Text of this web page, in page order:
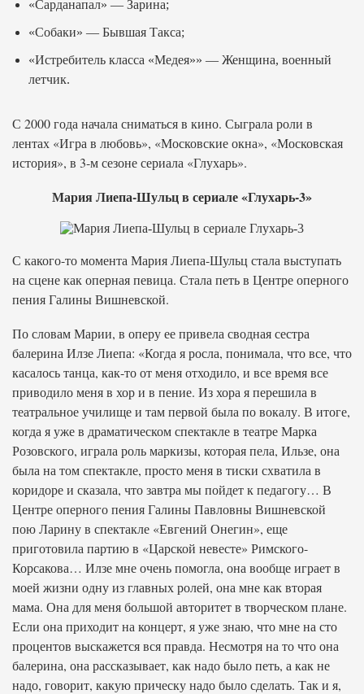
«Сарданапал» — Зарина;
«Собаки» — Бывшая Такса;
«Истребитель класса «Медея»» — Женщина, военный
летчик.
С 2000 года начала сниматься в кино. Сыграла роли в
лентах «Игра в любовь», «Московские окна», «Московская
история», в 3-м сезоне сериала «Глухарь».
Мария Лиепа-Шульц в сериале «Глухарь-3»
С какого-то момента Мария Лиепа-Шульц стала выступать
на сцене как оперная певица. Стала петь в Центре оперного
пения Галины Вишневской.
По словам Марии, в оперу ее привела сводная сестра
балерина Илзе Лиепа: «Когда я росла, понимала, что все, что
касалось танца, как-то от меня отходило, и все время все
приводило меня в хор и в пение. Из хора я перешила в
театральное училище и там первой была по вокалу. В итоге,
когда я уже в драматическом спектакле в театре Марка
Розовского, играла роль маркизы, которая пела, Ильзе, она
была на том спектакле, просто меня в тиски схватила в
коридоре и сказала, что завтра мы пойдет к педагогу… В
Центре оперного пения Галины Павловны Вишневской
пою Ларину в спектакле «Евгений Онегин», еще
приготовила партию в «Царской невесте» Римского-
Корсакова… Илзе мне очень помогла, она вообще играет в
моей жизни одну из главных ролей, она мне как вторая
мама. Она для меня большой авторитет в творческом плане.
Если она приходит на концерт, я уже знаю, что мне на сто
процентов выскажется вся правда. Несмотря на то что она
балерина, она рассказывает, как надо было петь, а как не
надо, говорит, какую прическу надо было сделать. Так и я,